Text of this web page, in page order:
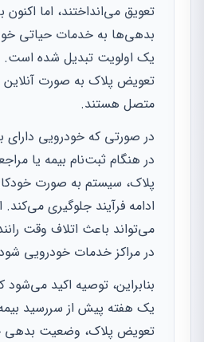
تعویق می‌انداختند، اما اکنون
بدهی‌ها به خدمات حیاتی
یک اولویت تبدیل شده است.
تعویض پلاک به صورت آنلاین
متصل هستند.
در صورتی که خودرویی
در هنگام ثبت‌نام بیمه یا
پلاک، سیستم به صورت
ادامه فرآیند جلوگیری
می‌تواند باعث اتلاف وقت
در مراکز خدمات خودرویی
بنابراین، توصیه اکید می‌شود
یک هفته پیش از سررسید
تعویض پلاک، وضعیت بدهی